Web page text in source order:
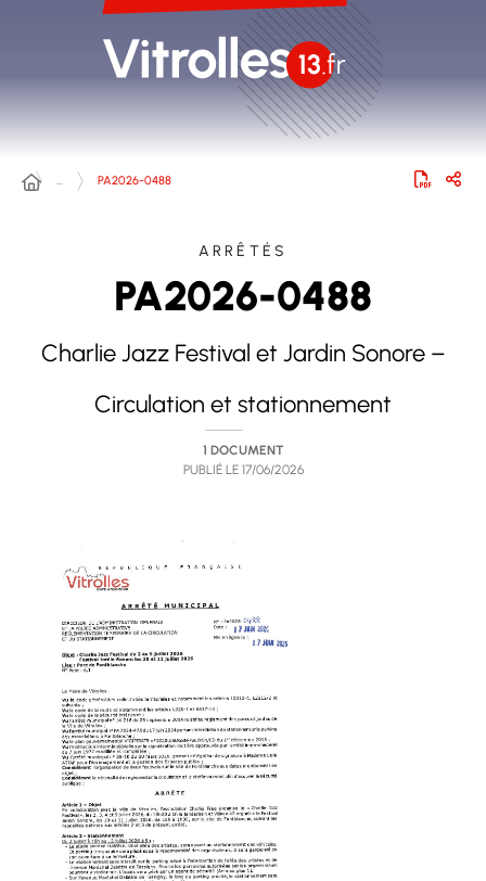
… PA2026-0488
ARRÊTÉS
PA2026-0488
Charlie Jazz Festival et Jardin Sonore –
Circulation et stationnement
1 DOCUMENT
PUBLIÉ LE 17/06/2026